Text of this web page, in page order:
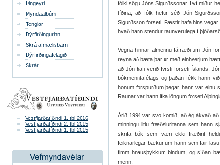
Þingeyri
Myndaalbúm
Tenglar
Dýrfirðingurinn
Skrá afmælisbarn
Dýrfirðingafélagið
Skrár
Vestfjarðatíðindi 1. tbl 2016
Vestfjarðatíðindi 2. tbl 2015
Vestfjarðatíðindi 1. tbl 2015
fólki sögu Jóns Sigurðssonar. Því miður
tíðina, að fólk hefur séð Jón
Sigurðsson forseti. Fæstir hafa hins
hvað hann stendur raunverulega í
Vegna hinnar almennu fáfræði um Jón
reyna að bæta þar úr með einhverjum
að Jón hafi verið fyrsti forseti Íslands.
bókmenntafélags og þaðan fékk hann
honum forspurðum þegar hann var einu
Raunar var hann líka löngum forseti
Árið 1994 var svo komið, að ég ákvað
minningu litlu fræðsluritanna sem hann
skrifa bók sem væri ekki fræðirit
feiknarlegar bækur um hann sem fáir
fimm hnausþykkum bindum, og síðan
menn.